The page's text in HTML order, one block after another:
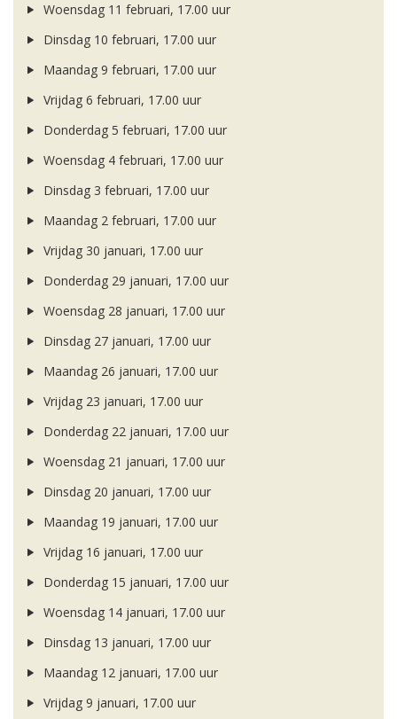
Woensdag 11 februari, 17.00 uur
Dinsdag 10 februari, 17.00 uur
Maandag 9 februari, 17.00 uur
Vrijdag 6 februari, 17.00 uur
Donderdag 5 februari, 17.00 uur
Woensdag 4 februari, 17.00 uur
Dinsdag 3 februari, 17.00 uur
Maandag 2 februari, 17.00 uur
Vrijdag 30 januari, 17.00 uur
Donderdag 29 januari, 17.00 uur
Woensdag 28 januari, 17.00 uur
Dinsdag 27 januari, 17.00 uur
Maandag 26 januari, 17.00 uur
Vrijdag 23 januari, 17.00 uur
Donderdag 22 januari, 17.00 uur
Woensdag 21 januari, 17.00 uur
Dinsdag 20 januari, 17.00 uur
Maandag 19 januari, 17.00 uur
Vrijdag 16 januari, 17.00 uur
Donderdag 15 januari, 17.00 uur
Woensdag 14 januari, 17.00 uur
Dinsdag 13 januari, 17.00 uur
Maandag 12 januari, 17.00 uur
Vrijdag 9 januari, 17.00 uur